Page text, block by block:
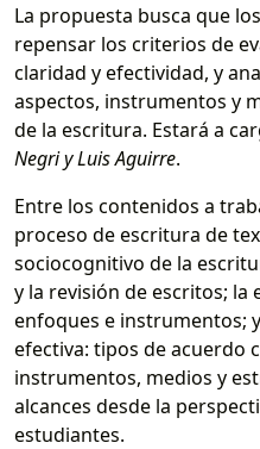
La propuesta busca que
repensar los criterios de
claridad y efectividad, y
aspectos, instrumentos y
de la escritura. Estará a
Negri y Luis Aguirre.
Entre los contenidos a
proceso de escritura de
sociocognitivo de la
y la revisión de escritos; la
enfoques e instrumentos;
efectiva: tipos de acuerdo
instrumentos, medios y
alcances desde la
estudiantes.